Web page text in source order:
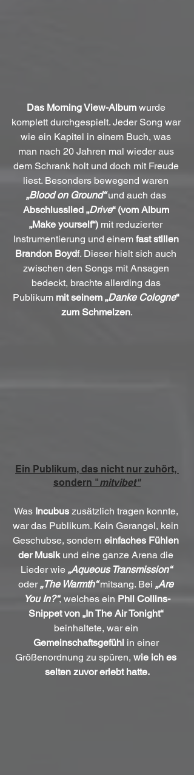
Das Morning View-Album wurde
komplett durchgespielt. Jeder Song war
wie ein Kapitel in einem Buch, was
man nach 20 Jahren mal wieder aus
dem Schrank holt und doch mit Freude
liest. Besonders bewegend waren
„Blood on Ground“ und auch das
Abschlusslied „Drive“ (vom Album
„Make yourself“) mit reduzierter
Instrumentierung und einem fast stillen
Brandon Boydf. Dieser hielt sich auch
zwischen den Songs mit Ansagen
bedeckt, brachte allerding das
Publikum mit seinem „Danke Cologne“
zum Schmelzen.
Ein Publikum, das nicht nur zuhört,
sondern "mitvibet"
Was Incubus zusätzlich tragen konnte,
war das Publikum. Kein Gerangel, kein
Geschubse, sondern einfaches Fühlen
der Musik und eine ganze Arena die
Lieder wie „Aqueous Transmission“
oder „The Warmth“ mitsang. Bei „Are
You In?“, welches ein Phil Collins-
Snippet von „In The Air Tonight“
beinhaltete, war ein
Gemeinschaftsgefühl in einer
Größenordnung zu spüren, wie ich es
selten zuvor erlebt hatte.